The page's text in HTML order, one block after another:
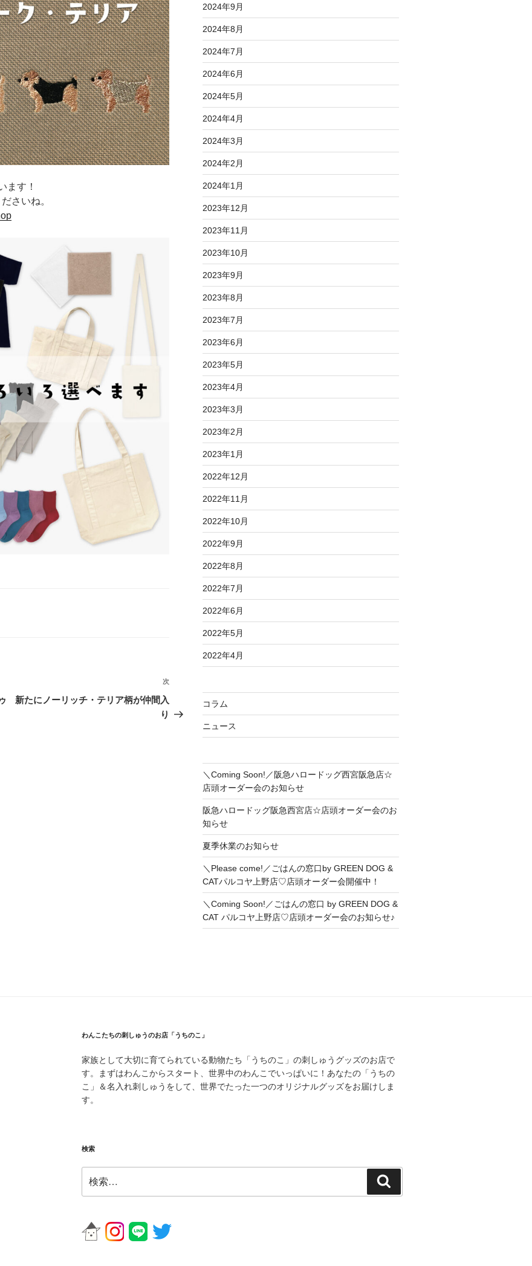
ます！
さいね。
次
投
次
新たにノーリッチ・テリア柄が仲間入
り
2024年9月
2024年8月
2024年7月
2024年6月
2024年5月
2024年4月
2024年3月
2024年2月
2024年1月
2023年12月
2023年11月
2023年10月
2023年9月
2023年8月
2023年7月
2023年6月
2023年5月
2023年4月
2023年3月
2023年2月
2023年1月
2022年12月
2022年11月
2022年10月
2022年9月
2022年8月
2022年7月
2022年6月
2022年5月
2022年4月
コラム
ニュース
＼Coming Soon!／阪急ハロードッグ西宮阪急店☆
店頭オーダー会のお知らせ
阪急ハロードッグ阪急西宮店☆店頭オーダー会のお
知らせ
夏季休業のお知らせ
＼Please come!／ごはんの窓口by GREEN DOG &
CATパルコヤ上野店♡店頭オーダー会開催中！
＼Coming Soon!／ごはんの窓口 by GREEN DOG &
CAT パルコヤ上野店♡店頭オーダー会のお知らせ♪
わんこたちの刺しゅうのお店「うちのこ」
家族として大切に育てられている動物たち「うちのこ」の刺しゅうグッズのお店で
す。まずはわんこからスタート、世界中のわんこでいっぱいに！あなたの「うちの
こ」＆名入れ刺しゅうをして、世界でたった一つのオリジナルグッズをお届けしま
す。
検索
索:
索